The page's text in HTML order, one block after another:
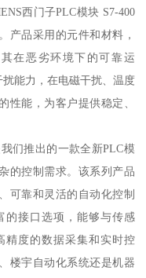
西门子PLC模块 S7-400
产品采用的元件和材料，
在恶劣环境下的可靠运
能力，在电磁干扰、温度
性能，为客户提供稳定、
推出的一款全新PLC模
的控制需求。该系列产品
可靠和灵活的自动化控制
的接口选项，能够与传感
精度的数据采集和实时控
楼宇自动化系统还是机器